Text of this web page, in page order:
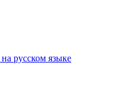
русском языке